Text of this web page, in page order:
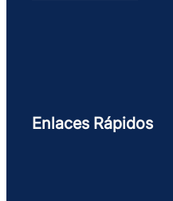
Enlaces Rápidos